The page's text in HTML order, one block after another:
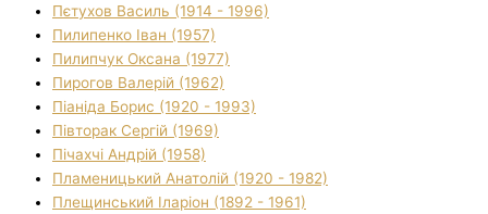
Пєтухов Василь (1914 - 1996)
Пилипенко Іван (1957)
Пилипчук Оксана (1977)
Пирогов Валерій (1962)
Піаніда Борис (1920 - 1993)
Півторак Сергій (1969)
Пічахчі Андрій (1958)
Пламеницький Анатолій (1920 - 1982)
Плещинський Іларіон (1892 - 1961)